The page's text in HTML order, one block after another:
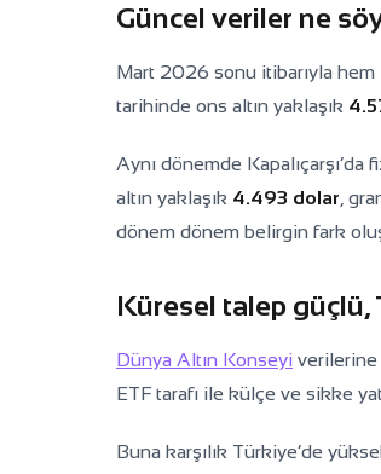
Güncel veriler ne
Mart 2026 sonu itibarıyla hem
tarihinde ons altın yaklaşık
Aynı dönemde Kapalıçarşı’da
altın yaklaşık 4.493 dolar ,
dönem dönem belirgin fark
Küresel talep güçlü,
Dünya Altın Konseyi verilerine
ETF tarafı ile külçe ve sikke
Buna karşılık Türkiye’de